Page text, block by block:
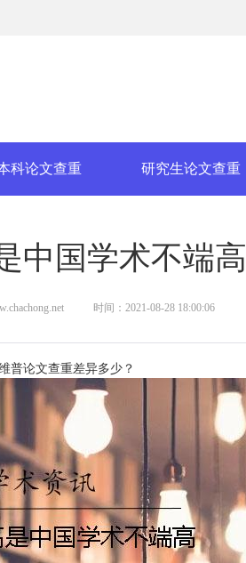
科论文查重 研究生论文查重
中国学术不端高
时间：2021-08-28 18:00:06
普论文查重差异多少？